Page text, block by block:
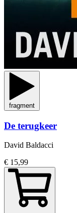
fragment
De terugkeer
David Baldacci
€ 15,99